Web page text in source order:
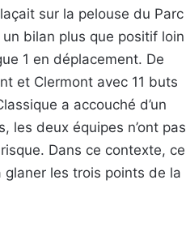
sur la pelouse du Parc
bilan plus que positif loin
1 en déplacement. De
et Clermont avec 11 buts
a accouché d’un
les deux équipes n’ont pas
Dans ce contexte, ce
les trois points de la